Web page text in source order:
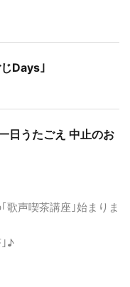
Days｣
日うたごえ 中止のお
歌声喫茶講座｣始まりま
♪